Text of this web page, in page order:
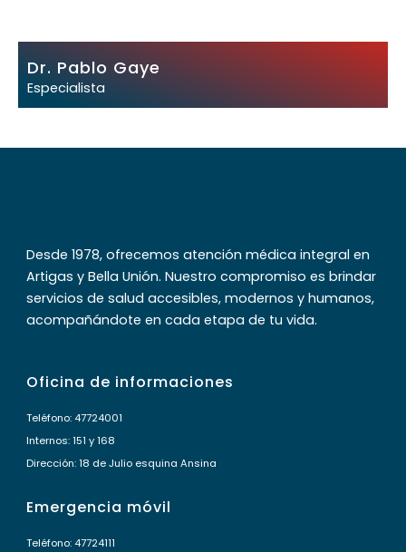
Dr. Pablo Gaye
Especialista
Desde 1978, ofrecemos atención médica integral en
Artigas y Bella Unión. Nuestro compromiso es brindar
servicios de salud accesibles, modernos y humanos,
acompañándote en cada etapa de tu vida.
Oficina de informaciones
Teléfono: 47724001
Internos: 151 y 168
Dirección: 18 de Julio esquina Ansina
Emergencia móvil
Teléfono: 47724111